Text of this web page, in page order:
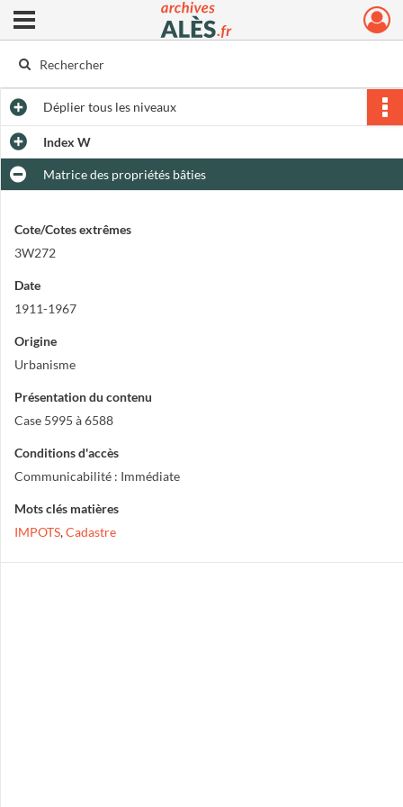
Archives municipales d'Alès
Ouvrir le menu déroulant
Dépliertous les niveaux
Index W
Matrice des propriétés bâties
Cote/Cotes extrêmes
3W272
Date
1911-1967
Origine
Urbanisme
Présentation du contenu
Case 5995 à 6588
Conditions d'accès
Communicabilité : Immédiate
Mots clés matières
IMPOTS,Cadastre